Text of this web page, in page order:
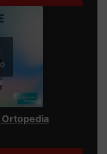
Ortopedia